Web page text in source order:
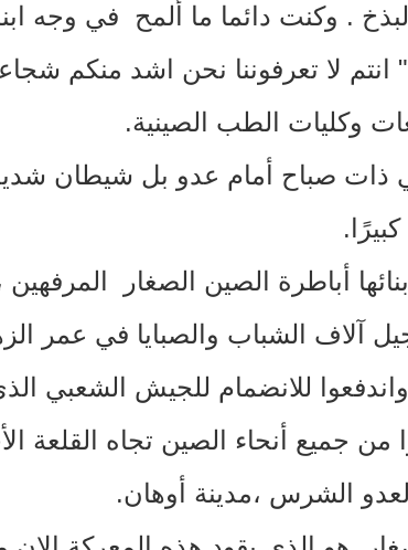
. وكنت دائما ما ألمح في وجه
" انتم لا تعرفوننا نحن اشد منكم
وكليات الطب الصينية.
ذات صباح أمام عدو بل شيطان
.
أباطرة الصين الصغار
آلاف الشباب والصبايا في عمر
واندفعوا للانضمام للجيش
من جميع أنحاء الصين تجاه القلعة
الشرس ،مدينة أوهان.